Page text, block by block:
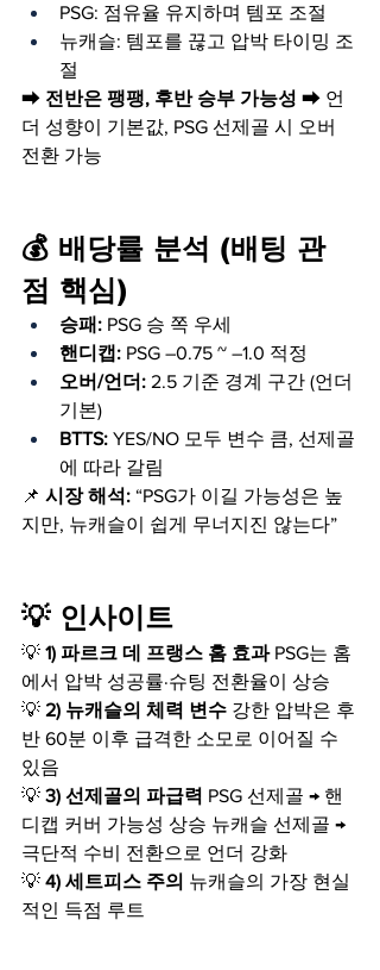
PSG: 점유율 유지하며 템포 조절
뉴캐슬: 템포를 끊고 압박 타이밍 조
절
➡ 전반은 팽팽, 후반 승부 가능성 ➡ 언
더 성향이 기본값, PSG 선제골 시 오버
전환 가능
💰 배당률 분석 (배팅 관
점 핵심)
승패: PSG 승 쪽 우세
핸디캡: PSG –0.75 ~ –1.0 적정
오버/언더: 2.5 기준 경계 구간 (언더
기본)
BTTS: YES/NO 모두 변수 큼, 선제골
에 따라 갈림
📌 시장 해석: “PSG가 이길 가능성은 높
지만, 뉴캐슬이 쉽게 무너지진 않는다”
💡 인사이트
💡 1) 파르크 데 프랭스 홈 효과 PSG는 홈
에서 압박 성공률·슈팅 전환율이 상승
💡 2) 뉴캐슬의 체력 변수 강한 압박은 후
반 60분 이후 급격한 소모로 이어질 수
있음
💡 3) 선제골의 파급력 PSG 선제골 → 핸
디캡 커버 가능성 상승 뉴캐슬 선제골 →
극단적 수비 전환으로 언더 강화
💡 4) 세트피스 주의 뉴캐슬의 가장 현실
적인 득점 루트